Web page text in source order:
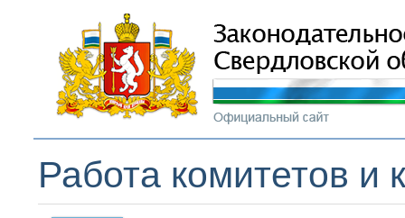
Работа комитетов и